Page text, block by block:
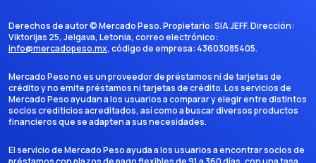
Derechos de autor ©Mercado Peso. Propietario:SIA JEFF. Dirección:
Viktorijas 25, Jelgava, Letonia, correo electrónico:
info@mercadopeso.mx, código de empresa: 43603085405.
Mercado Peso no es un proveedor de préstamos ni de tarjetas de
crédito y no emite préstamos ni tarjetas de crédito. Los servicios de
Mercado Peso ayudan a los usuarios a comparar y elegir entre distintos
socios crediticios acreditados, así como a buscar diversos productos
financieros que se adapten a sus necesidades.
El servicio de Mercado Peso ayuda a los usuarios a encontrar socios de